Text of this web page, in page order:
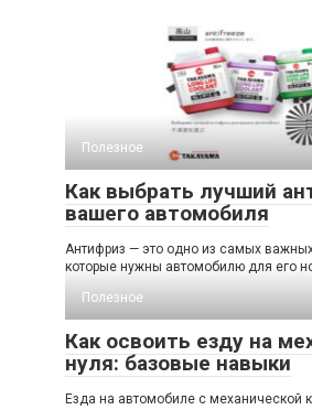
Полезное
Как выбрать лучший
вашего автомобиля
Антифриз — это одно из самых
которые нужны автомобилю для его
Полезное
Как освоить езду на
нуля: базовые навыки
Езда на автомобиле с механической